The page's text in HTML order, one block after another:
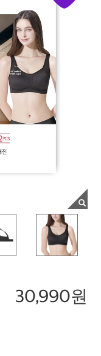
30,990원